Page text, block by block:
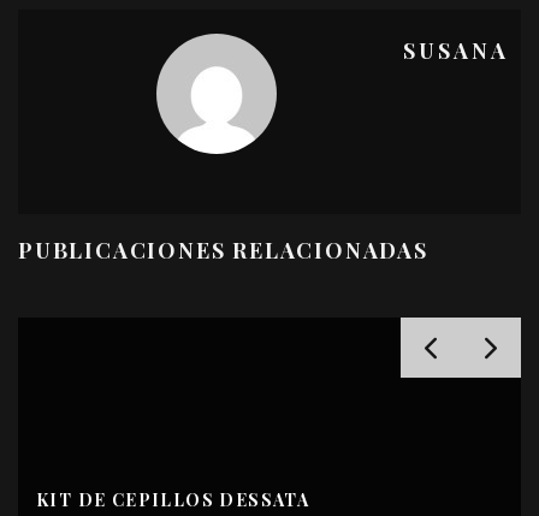
SUSANA
PUBLICACIONES RELACIONADAS
ACABADO ACEITE ALISADO
CEPILLOS